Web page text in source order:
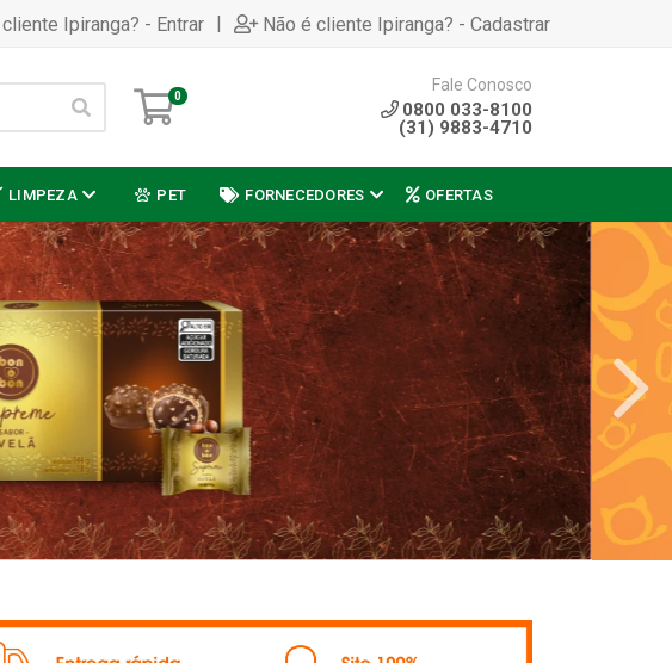
Ipiranga? - Entrar | Não é cliente Ipiranga? - Cadastrar
0
Fale Conosco
0800 033-8100
(31) 9883-4710
LIMPEZA PET FORNECEDORES OFERTAS